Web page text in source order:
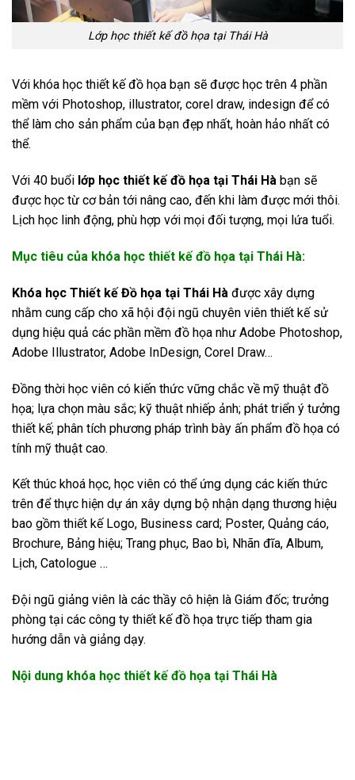
Lớp học thiết kế đồ họa tại Thái Hà
Với khóa học thiết kế đồ họa bạn sẽ được học trên 4 phần
mềm với Photoshop, illustrator, corel draw, indesign để có
thể làm cho sản phẩm của bạn đẹp nhất, hoàn hảo nhất có
thể.
Với 40 buổi lớp học thiết kế đồ họa tại Thái Hà bạn sẽ
được học từ cơ bản tới nâng cao, đến khi làm được mới thôi.
Lịch học linh động, phù hợp với mọi đối tượng, mọi lứa tuổi.
Mục tiêu của khóa học thiết kế đồ họa tại Thái Hà:
Khóa học Thiết kế Đồ họa tại Thái Hà được xây dựng
nhằm cung cấp cho xã hội đội ngũ chuyên viên thiết kế sử
dụng hiệu quả các phần mềm đồ họa như Adobe Photoshop,
Adobe Illustrator, Adobe InDesign, Corel Draw…
Đồng thời học viên có kiến thức vững chắc về mỹ thuật đồ
họa; lựa chọn màu sắc; kỹ thuật nhiếp ảnh; phát triển ý tưởng
thiết kế; phân tích phương pháp trình bày ấn phẩm đồ họa có
tính mỹ thuật cao.
Kết thúc khoá học, học viên có thể ứng dụng các kiến thức
trên để thực hiện dự án xây dựng bộ nhận dạng thương hiệu
bao gồm thiết kế Logo, Business card; Poster, Quảng cáo,
Brochure, Bảng hiệu; Trang phục, Bao bì, Nhãn đĩa, Album,
Lịch, Catologue …
Đội ngũ giảng viên là các thầy cô hiện là Giám đốc; trưởng
phòng tại các công ty thiết kế đồ họa trực tiếp tham gia
hướng dẫn và giảng dạy.
Nội dung khóa học thiết kế đồ họa tại Thái Hà